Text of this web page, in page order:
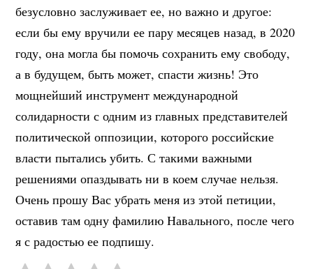
безусловно заслуживает ее, но важно и другое:
если бы ему вручили ее пару месяцев назад, в 2020
году, она могла бы помочь сохранить ему свободу,
а в будущем, быть может, спасти жизнь! Это
мощнейший инструмент международной
солидарности с одним из главных представителей
политической оппозиции, которого российские
власти пытались убить. С такими важными
решениями опаздывать ни в коем случае нельзя.
Очень прошу Вас убрать меня из этой петиции,
оставив там одну фамилию Навального, после чего
я с радостью ее подпишу.